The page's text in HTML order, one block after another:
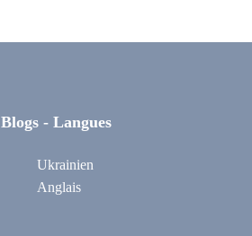
Blogs - Langues
Ukrainien
Anglais